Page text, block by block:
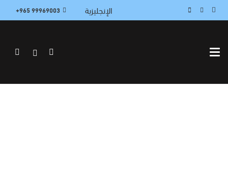
الإنجليزية 99969003 965+